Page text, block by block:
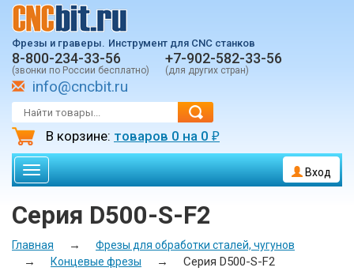
Фрезы и граверы. Инструмент для CNC станков
8-800-234-33-56
(звонки по России бесплатно)
+7-902-582-33-56
(для других стран)
info@cncbit.ru
В корзине: товаров 0 на 0 ₽
Toggle
navigation
Вход
Серия D500-S-F2
Главная → Фрезы для обработки сталей, чугунов
→ Концевые фрезы → Серия D500-S-F2